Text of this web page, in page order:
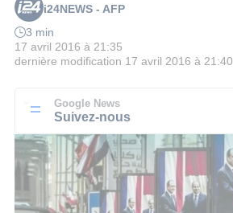
i24NEWS - AFP
3 min
17 avril 2016 à 21:35
dernière modification 17 avril 2016 à 21:40
Google News
Suivez-nous